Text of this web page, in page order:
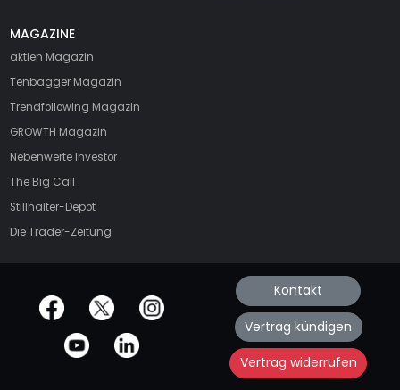
MAGAZINE
aktien Magazin
Tenbagger Magazin
Trendfollowing Magazin
GROWTH Magazin
Nebenwerte Investor
The Big Call
Stillhalter-Depot
Die Trader-Zeitung
offizielle Social Media-Accounts Kontakt
Vertrag kündigen
Vertrag widerrufen